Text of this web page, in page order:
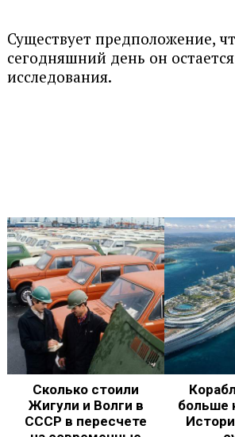
Существует предположение,
сегодняшний день он
исследования.
Сколько стоили
Жигули и Волги в
СССР в пересчете
больше